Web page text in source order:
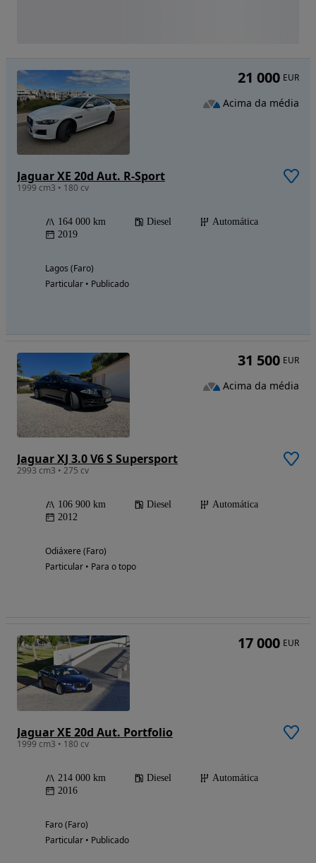
Jaguar XE 20d Aut. R-Sport
1999 cm3 • 180 cv
164 000 km Diesel
Automática
2019
Lagos (Faro)
Particular • Publicado
21 000 EUR
Acima da média
Jaguar XJ 3.0 V6 S Supersport
2993 cm3 • 275 cv
106 900 km Diesel
Automática
2012
Odiáxere (Faro)
Particular • Para o topo
31 500 EUR
Acima da média
Jaguar XE 20d Aut. Portfolio
1999 cm3 • 180 cv
214 000 km Diesel
Automática
2016
Faro (Faro)
Particular • Publicado
17 000 EUR